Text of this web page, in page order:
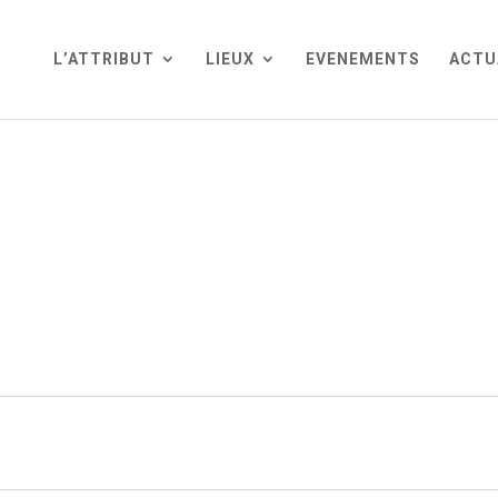
L’ATTRIBUT LIEUX EVENEMENTS